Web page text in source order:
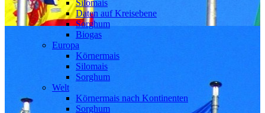
Silomais
Daten auf Kreisebene
Sorghum
Biogas
Europa
Körnermais
Silomais
Sorghum
Welt
Körnermais nach Kontinenten
Sorghum